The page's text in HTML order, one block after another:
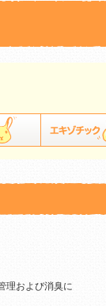
および消臭に